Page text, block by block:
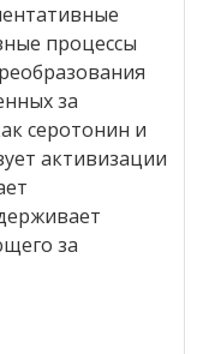
процессы
за
серотонин и
активизации
за